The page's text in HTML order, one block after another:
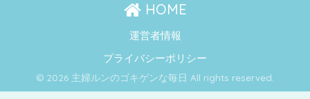
HOME
運営者情報
プライバシーポリシー
© 2026 主婦ルンのゴキゲンな毎日 All rights reserved.